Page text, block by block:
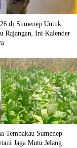
di Sumenep Untuk
Rajangan, Ini Kalender
Tembakau Sumenep
Jaga Mutu Jelang